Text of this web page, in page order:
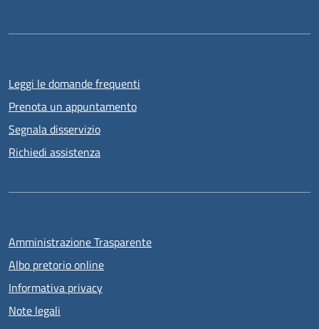
Leggi le domande frequenti
Prenota un appuntamento
Segnala disservizio
Richiedi assistenza
Amministrazione Trasparente
Albo pretorio online
Informativa privacy
Note legali